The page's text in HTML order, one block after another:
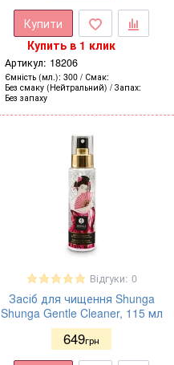
Купити
Купить в 1 клик
Артикул: 18206
Ємність (мл.) 300
Смак
Без смаку (Нейтральний)
Запах
Без запаху
Відгуки: 0
Засіб для чищення Shunga
Shunga Gentle Cleaner, 115 мл
649грн